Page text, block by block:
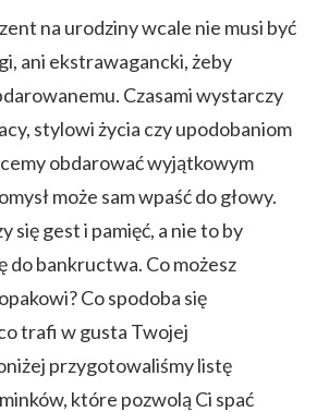
na urodziny wcale nie musi być
ani ekstrawagancki, żeby
Czasami wystarczy
stylowi życia czy upodobaniom
obdarować wyjątkowym
może sam wpaść do głowy.
się gest i pamięć, a nie to by
do bankructwa. Co możesz
Co spodoba się
trafi w gusta Twojej
przygotowaliśmy listę
które pozwolą Ci spać